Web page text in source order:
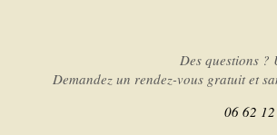
Des questions ?
Demandez un rendez-vous gratuit et
06 62